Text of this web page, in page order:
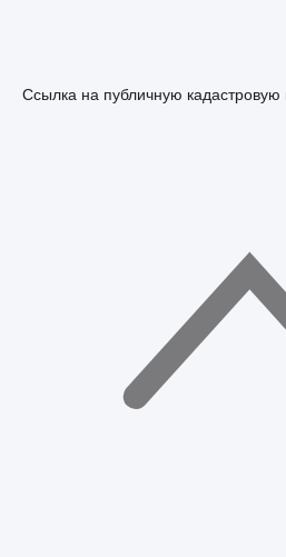
Ссылка на публичную кадастровую